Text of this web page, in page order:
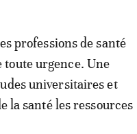
professions de santé
toute urgence. Une
universitaires et
la santé les ressources